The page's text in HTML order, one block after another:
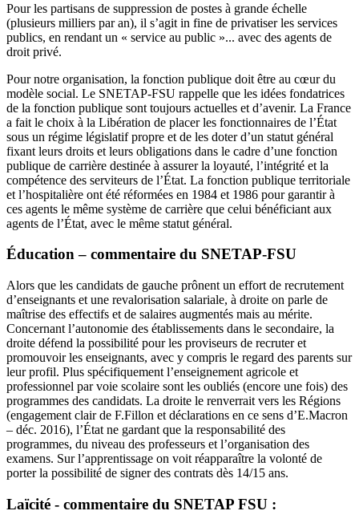
Pour les partisans de suppression de postes à grande échelle
(plusieurs milliers par an), il s’agit in fine de privatiser les services
publics, en rendant un « service au public »... avec des agents de
droit privé.
Pour notre organisation, la fonction publique doit être au cœur du
modèle social. Le SNETAP-FSU rappelle que les idées fondatrices
de la fonction publique sont toujours actuelles et d’avenir. La France
a fait le choix à la Libération de placer les fonctionnaires de l’État
sous un régime législatif propre et de les doter d’un statut général
fixant leurs droits et leurs obligations dans le cadre d’une fonction
publique de carrière destinée à assurer la loyauté, l’intégrité et la
compétence des serviteurs de l’État. La fonction publique territoriale
et l’hospitalière ont été réformées en 1984 et 1986 pour garantir à
ces agents le même système de carrière que celui bénéficiant aux
agents de l’État, avec le même statut général.
Éducation – commentaire du SNETAP-FSU
Alors que les candidats de gauche prônent un effort de recrutement
d’enseignants et une revalorisation salariale, à droite on parle de
maîtrise des effectifs et de salaires augmentés mais au mérite.
Concernant l’autonomie des établissements dans le secondaire, la
droite défend la possibilité pour les proviseurs de recruter et
promouvoir les enseignants, avec y compris le regard des parents sur
leur profil. Plus spécifiquement l’enseignement agricole et
professionnel par voie scolaire sont les oubliés (encore une fois) des
programmes des candidats. La droite le renverrait vers les Régions
(engagement clair de F.Fillon et déclarations en ce sens d’E.Macron
– déc. 2016), l’État ne gardant que la responsabilité des
programmes, du niveau des professeurs et l’organisation des
examens. Sur l’apprentissage on voit réapparaître la volonté de
porter la possibilité de signer des contrats dès 14/15 ans.
Laïcité - commentaire du SNETAP FSU :